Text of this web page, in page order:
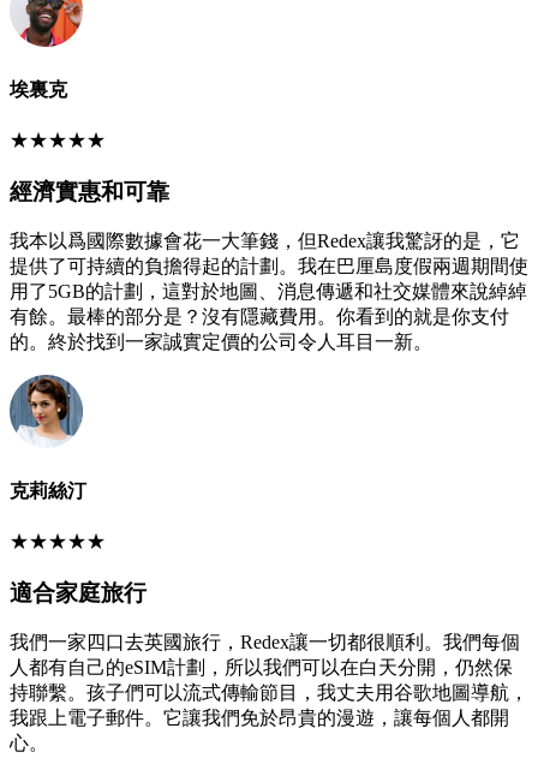
埃裏克
★★★★★
經濟實惠和可靠
我本以爲國際數據會花一大筆錢，但Redex讓我驚訝的是，它
提供了可持續的負擔得起的計劃。我在巴厘島度假兩週期間使
用了5GB的計劃，這對於地圖、消息傳遞和社交媒體來說綽綽
有餘。最棒的部分是？沒有隱藏費用。你看到的就是你支付
的。終於找到一家誠實定價的公司令人耳目一新。
克莉絲汀
★★★★★
適合家庭旅行
我們一家四口去英國旅行，Redex讓一切都很順利。我們每個
人都有自己的eSIM計劃，所以我們可以在白天分開，仍然保
持聯繫。孩子們可以流式傳輸節目，我丈夫用谷歌地圖導航，
我跟上電子郵件。它讓我們免於昂貴的漫遊，讓每個人都開
心。